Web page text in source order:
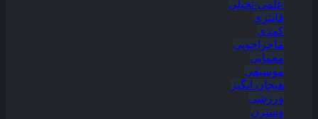
علمی-تخیلی
فانتزی
کمدی
ماجراجویی
معمایی
موسیقی
هیجان انگیز
ورزشی
وسترن